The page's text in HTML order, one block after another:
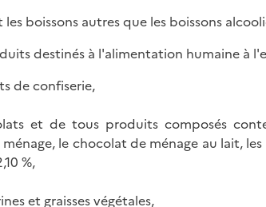
les boissons autres que les boissons
destinés à l'alimentation humaine à
de confiserie,
et de tous produits composés
le chocolat de ménage au lait,
%,
et graisses végétales,